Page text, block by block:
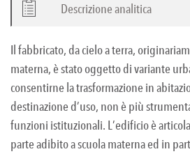
Descrizione analitica
Il fabbricato, da cielo a terra,
materna, è stato oggetto di variante
consentirne la trasformazione in
destinazione d’uso, non è più
funzioni istituzionali. L’edificio è
parte adibito a scuola materna ed in